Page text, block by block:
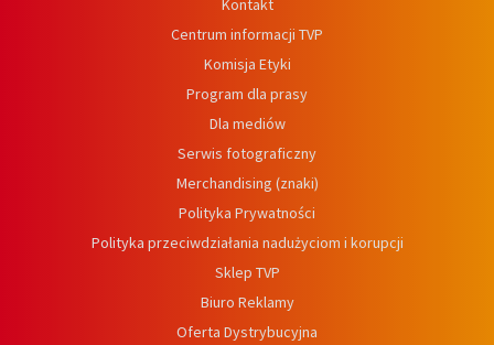
Kontakt
Centrum informacji TVP
Komisja Etyki
Program dla prasy
Dla mediów
Serwis fotograficzny
Merchandising (znaki)
Polityka Prywatności
Polityka przeciwdziałania nadużyciom i korupcji
Sklep TVP
Biuro Reklamy
Oferta Dystrybucyjna